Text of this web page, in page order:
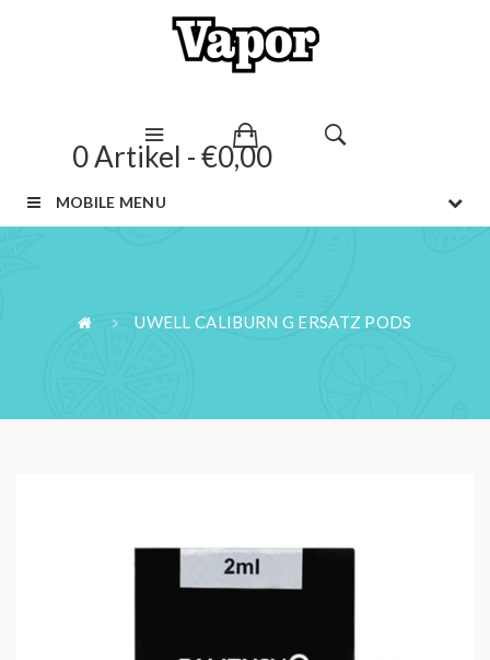
0 Artikel - €0,00
MOBILE MENU
UWELL CALIBURN G ERSATZ PODS